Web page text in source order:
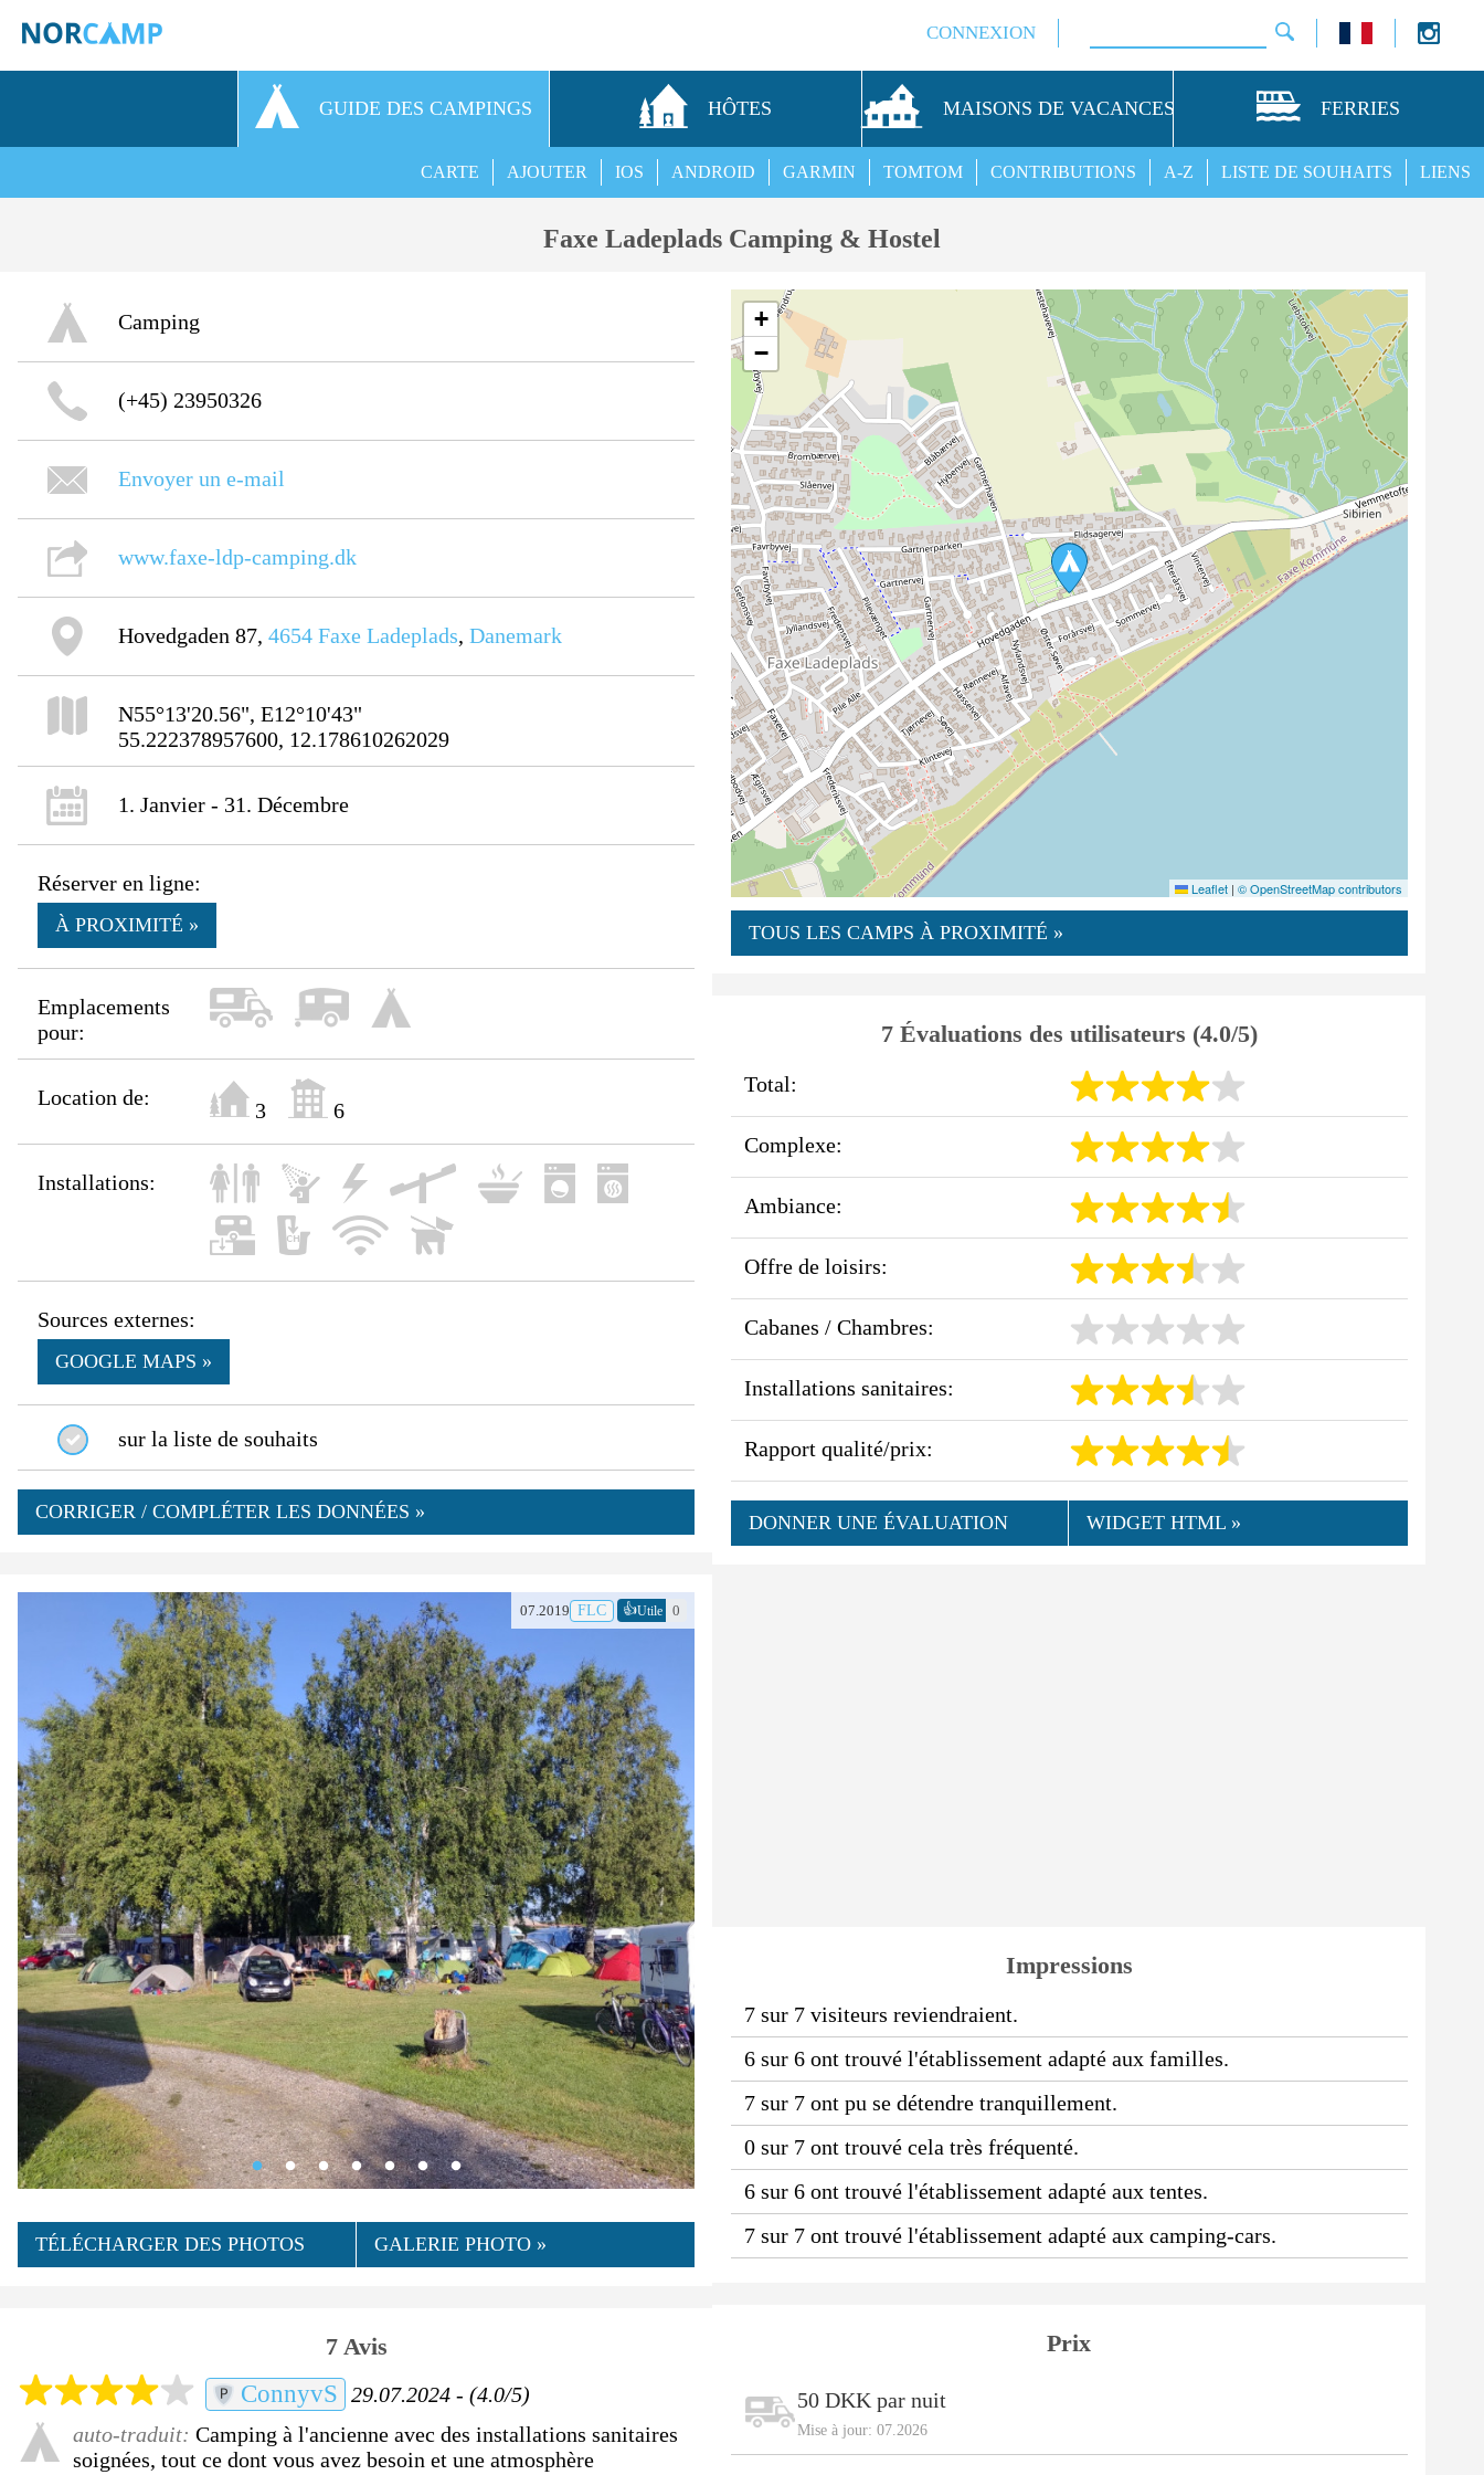
CONNEXION
GUIDE DES CAMPINGS HÔTES MAISONS DE VACANCES FERRIES
LIENS
LISTE DE SOUHAITS
A-Z
CONTRIBUTIONS
TOMTOM
GARMIN
ANDROID
IOS
AJOUTER
CARTE
Faxe Ladeplads Camping & Hostel
Camping
(+45) 23950326
Envoyer un e-mail
www.faxe-ldp-camping.dk
Hovedgaden 87,4654 Faxe Ladeplads,Danemark
N55°13'20.56", E12°10'43"
55.222378957600, 12.178610262029
1. Janvier - 31. Décembre
Réserver en ligne:
À PROXIMITÉ »
Emplacements
pour:
Location de:
3 6
Installations:
Sources externes:
GOOGLE MAPS »
sur la liste de souhaits
CORRIGER / COMPLÉTER LES DONNÉES »
07.2019 FLC 👍Utile 0
TÉLÉCHARGER DES PHOTOS GALERIE PHOTO »
7 Avis
ConnyvS 29.07.2024 - (4.0/5)
auto-traduit:Camping à l'ancienne avec des installations sanitaires
soignées, tout ce dont vous avez besoin et une atmosphère
+
−
Leaflet | © OpenStreetMap contributors
TOUS LES CAMPS À PROXIMITÉ »
7 Évaluations des utilisateurs (4.0/5)
Total:
Complexe:
Ambiance:
Offre de loisirs:
Cabanes / Chambres:
Installations sanitaires:
Rapport qualité/prix:
DONNER UNE ÉVALUATION WIDGET HTML »
Impressions
7 sur 7 visiteurs reviendraient.
6 sur 6 ont trouvé l'établissement adapté aux familles.
7 sur 7 ont pu se détendre tranquillement.
0 sur 7 ont trouvé cela très fréquenté.
6 sur 6 ont trouvé l'établissement adapté aux tentes.
7 sur 7 ont trouvé l'établissement adapté aux camping-cars.
Prix
50 DKK par nuit
Mise à jour: 07.2026